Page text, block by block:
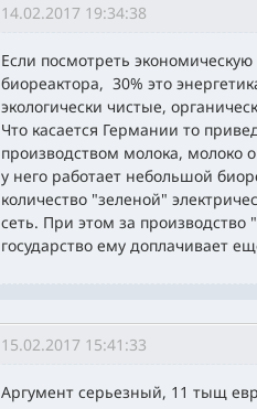
14.02.2017 19:34:38
Если посмотреть
биореактора, 30% это
экологически чистые,
Что касается Германии то
производством молока, молоко
у него работает небольшой
количество "зеленой"
сеть. При этом за производство
государство ему доплачивает
15.02.2017 15:41:33
Аргумент серьезный, 11 тыщ